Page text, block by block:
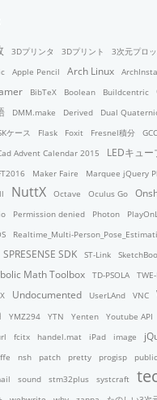
3Dプリンタ 3Dプリント 3次元プロ
Apple Pencil Arch Linux
BibTeX Boolean Buildcentric
DMM.make Derived Dual
ケース Flask Foxit Fresnel積分 GCC
Advent Calendar 2015 LEDキュー
Maker Faire Marquee jQuery
NuttX Octave Oculus Go
Permission denied Photon
Realtime_Multi-
SPRESENSE SDK ST-Link
Math Toolbox TD-PSOLA
Undocumented UserLAnd VNC
YMZ294 YTN Yenten Youtube API
fcitx handel.mat iPad image
nsh patch pretty progisp
sound stm32plus systcraft